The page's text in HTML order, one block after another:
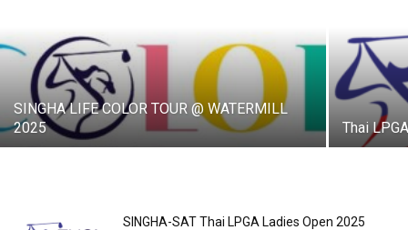
SINGHA LIFE COLOR TOUR @ WATERMILL
2025
Thai
SINGHA-SAT Thai LPGA Ladies Open 2025